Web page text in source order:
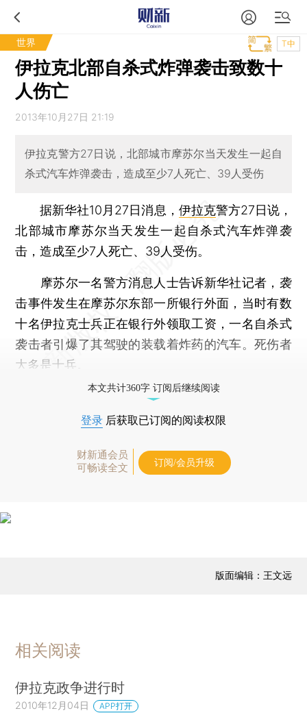
世界 T中
伊拉克北部自杀式炸弹袭击致数十
人伤亡
2013年10月27日 21:19
伊拉克警方27日说，北部城市摩苏尔当天发生一起自
杀式汽车炸弹袭击，造成至少7人死亡、39人受伤
据新华社10月27日消息， 伊拉克警方27日说，
北部城市摩苏尔当天发生一起自杀式汽车炸弹袭
击，造成至少7人死亡、39人受伤。
摩苏尔一名警方消息人士告诉新华社记者，袭
击事件发生在摩苏尔东部一所银行外面，当时有数
十名伊拉克士兵正在银行外领取工资，一名自杀式
袭击者引爆了其驾驶的装载着炸药的汽车。死伤者
大多是士兵。
本文共计360字 订阅后继续阅读
登录 后获取已订阅的阅读权限
财新通会员
可畅读全文
订阅/会员升级
版面编辑：王文远
相关阅读
伊拉克政争进行时
2010年12月04日 APP打开